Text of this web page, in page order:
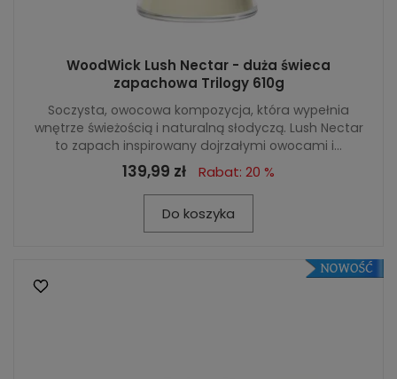
WoodWick Lush Nectar - duża świeca
zapachowa Trilogy 610g
Soczysta, owocowa kompozycja, która wypełnia
wnętrze świeżością i naturalną słodyczą. Lush Nectar
to zapach inspirowany dojrzałymi owocami i...
139,99 zł Rabat: 20 %
Do koszyka